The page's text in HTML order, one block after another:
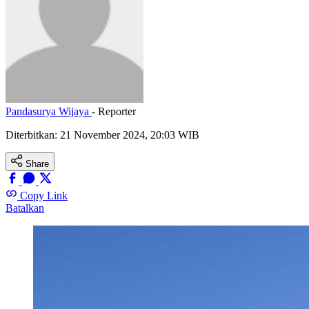
Pandasurya Wijaya - Reporter
Diterbitkan: 21 November 2024, 20:03 WIB
Share
Copy Link
Batalkan